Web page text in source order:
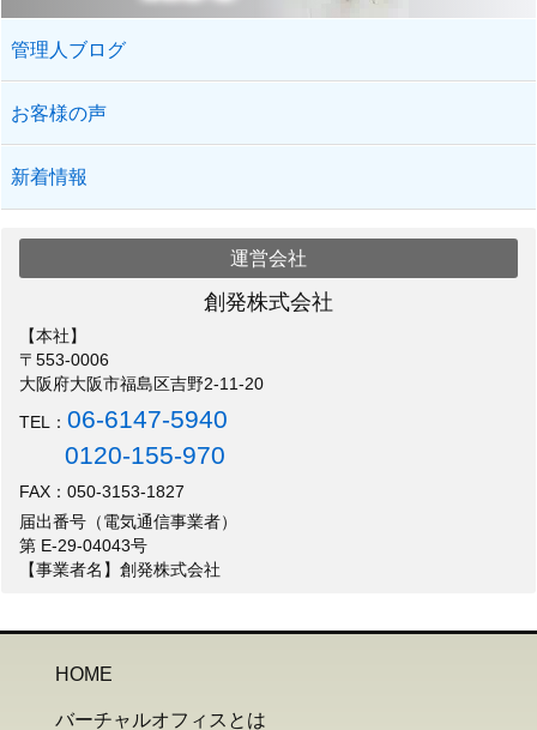
管理人ブログ
お客様の声
新着情報
運営会社
創発株式会社
【本社】
〒553-0006
大阪府大阪市福島区吉野2-11-20
TEL：06-6147-5940
0120-155-970
FAX：050-3153-1827
届出番号（電気通信事業者）
第 E-29-04043号
【事業者名】創発株式会社
HOME
バーチャルオフィスとは